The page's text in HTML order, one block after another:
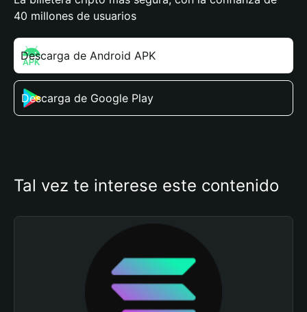
40 millones de usuarios
Descarga de Android APK
Descarga de Google Play
Tal vez te interese este contenido